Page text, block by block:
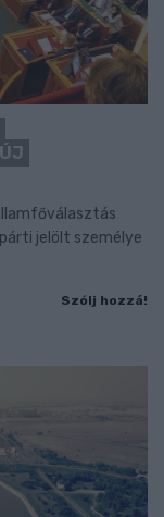
jelölt személye
Szólj hozzá!